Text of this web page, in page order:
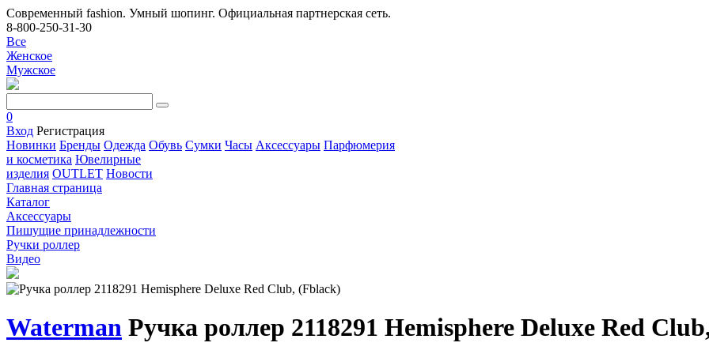
Современный fashion. Умный шопинг. Официальная партнерская сеть.
8-800-250-31-30
Все
Женское
Мужское
0
Вход Регистрация
Новинки Бренды Одежда Обувь Сумки Часы Аксессуары Парфюмерия
и косметика Ювелирные
изделия OUTLET Новости
Главная страница
Каталог
Аксессуары
Пишущие принадлежности
Ручки роллер
Видео
Waterman Ручка роллер 2118291 Hemisphere Deluxe Red